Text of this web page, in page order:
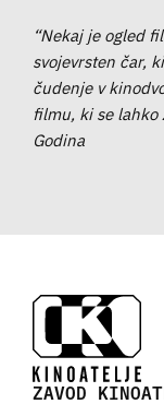
“Nekaj je ogled
svojevrsten čar,
čudenje v
filmu, ki se lahko
Godina
ZAVOD